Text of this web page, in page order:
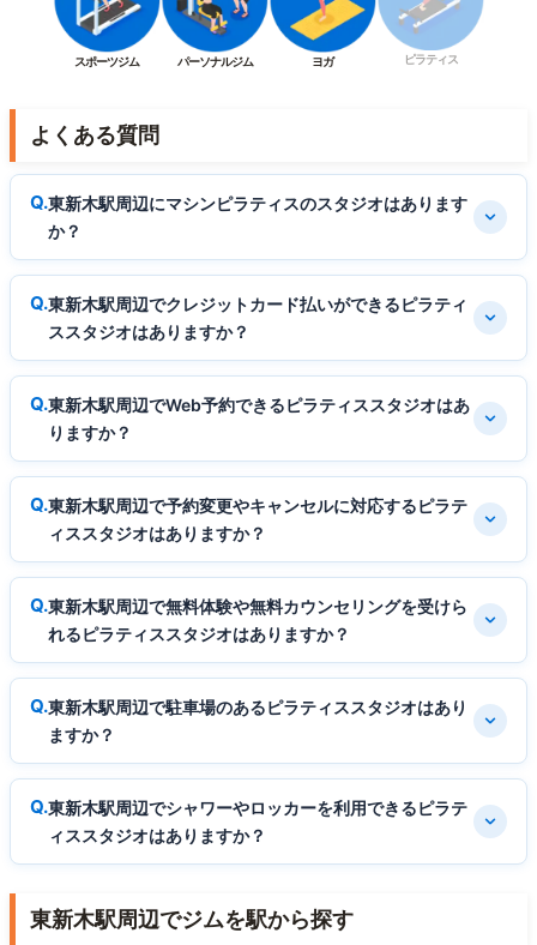
スポーツジム パーソナルジム ヨガ ピラティス
よくある質問
東新木駅周辺にマシンピラティスのスタジオはあります
か？
東新木駅周辺でクレジットカード払いができるピラティ
ススタジオはありますか？
東新木駅周辺でWeb予約できるピラティススタジオはあ
りますか？
東新木駅周辺で予約変更やキャンセルに対応するピラテ
ィススタジオはありますか？
東新木駅周辺で無料体験や無料カウンセリングを受けら
れるピラティススタジオはありますか？
東新木駅周辺で駐車場のあるピラティススタジオはあり
ますか？
東新木駅周辺でシャワーやロッカーを利用できるピラテ
ィススタジオはありますか？
東新木駅周辺でジムを駅から探す